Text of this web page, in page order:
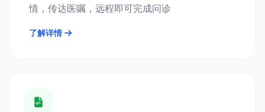
情，传达医嘱，远程即可完成问诊
了解详情